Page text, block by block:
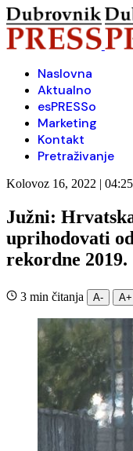
Naslovna
Aktualno
esPRESSo
Marketing
Kontakt
Pretraživanje
Kolovoz 16, 2022 | 04:25
Južni:
uprihodovati
rekordne 2019.
3 min čitanja A- A+